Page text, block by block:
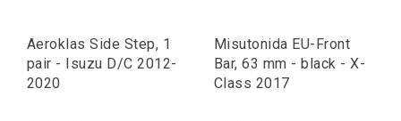
Aeroklas Side Step, 1
pair - Isuzu D/C 2012-
2020
Misutonida EU-Front
Bar, 63 mm - black - X-
Class 2017